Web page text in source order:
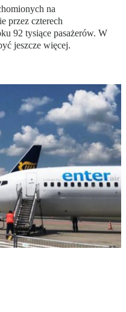
na
przez czterech
92 tysiące pasażerów. W
jeszcze więcej.